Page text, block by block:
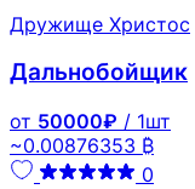
Дружище Христос
Дальнобойщик
от 50000₽ / 1шт
~0.00876353 ₿
0